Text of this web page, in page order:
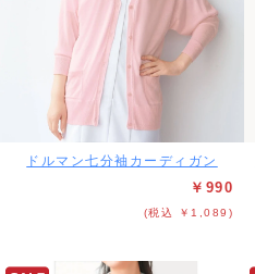
ドルマン七分袖カーディガン
￥990
(税込 ￥1,089)